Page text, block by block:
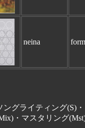
neina
ングライティング(S)
・マスタリング